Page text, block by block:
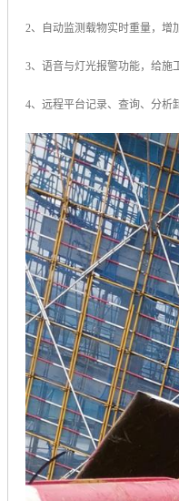
2、自动监测载物实时重量，增
3、语音与灯光报警功能，给施
4、远程平台记录、查询、分析